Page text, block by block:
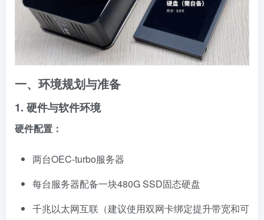
一、环境规划与准备
1. 硬件与软件环境
硬件配置：
两台OEC-turbo服务器
每台服务器配备一块480G SSD固态硬盘
千兆以太网互联（建议使用双网卡绑定提升带宽和可